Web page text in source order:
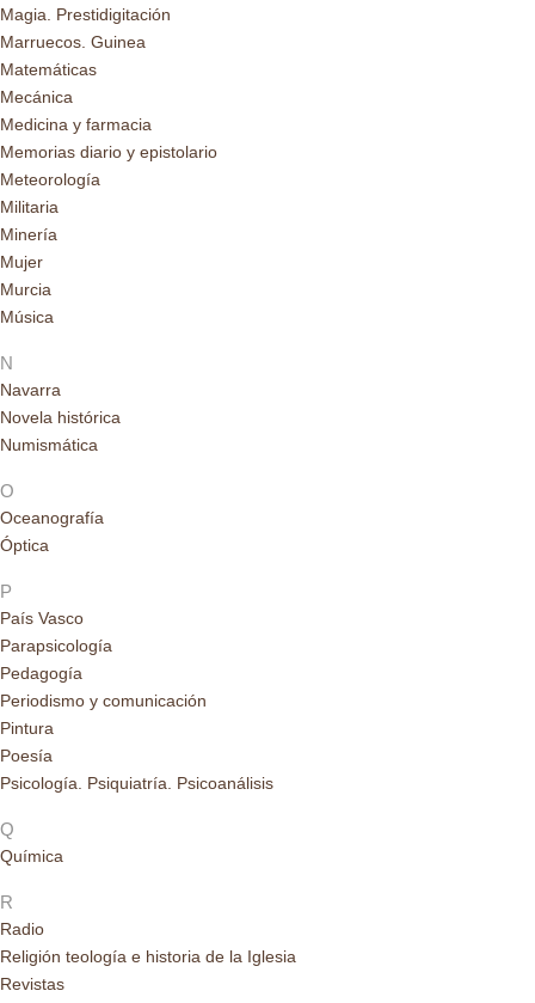
Magia. Prestidigitación
Marruecos. Guinea
Matemáticas
Mecánica
Medicina y farmacia
Memorias diario y epistolario
Meteorología
Militaria
Minería
Mujer
Murcia
Música
N
Navarra
Novela histórica
Numismática
O
Oceanografía
Óptica
P
País Vasco
Parapsicología
Pedagogía
Periodismo y comunicación
Pintura
Poesía
Psicología. Psiquiatría. Psicoanálisis
Q
Química
R
Radio
Religión teología e historia de la Iglesia
Revistas